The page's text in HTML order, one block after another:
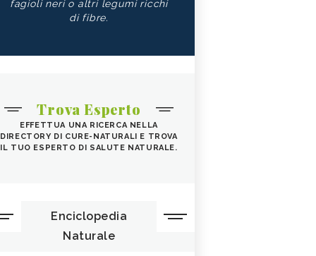
fagioli neri o altri legumi ricchi
di fibre.
Trova Esperto
EFFETTUA UNA RICERCA NELLA
DIRECTORY DI CURE-NATURALI E TROVA
IL TUO ESPERTO DI SALUTE NATURALE.
Enciclopedia
Naturale